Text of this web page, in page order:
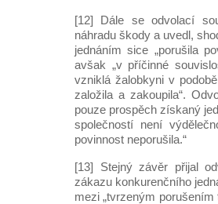
[12] Dále se odvolací
náhradu škody a uvedl,
jednáním sice „porušila
avšak „v příčinné
vzniklá žalobkyni v
založila a zakoupila“.
pouze prospěch získaný
společností není
povinnost neporušila.“
[13] Stejný závěr přijal
zákazu konkurenčního
mezi „tvrzeným